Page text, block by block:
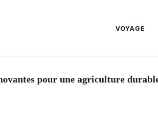
VOYAGE
pour une agriculture